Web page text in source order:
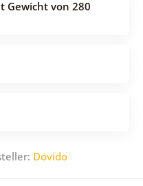
Gewicht von 280
Dovido